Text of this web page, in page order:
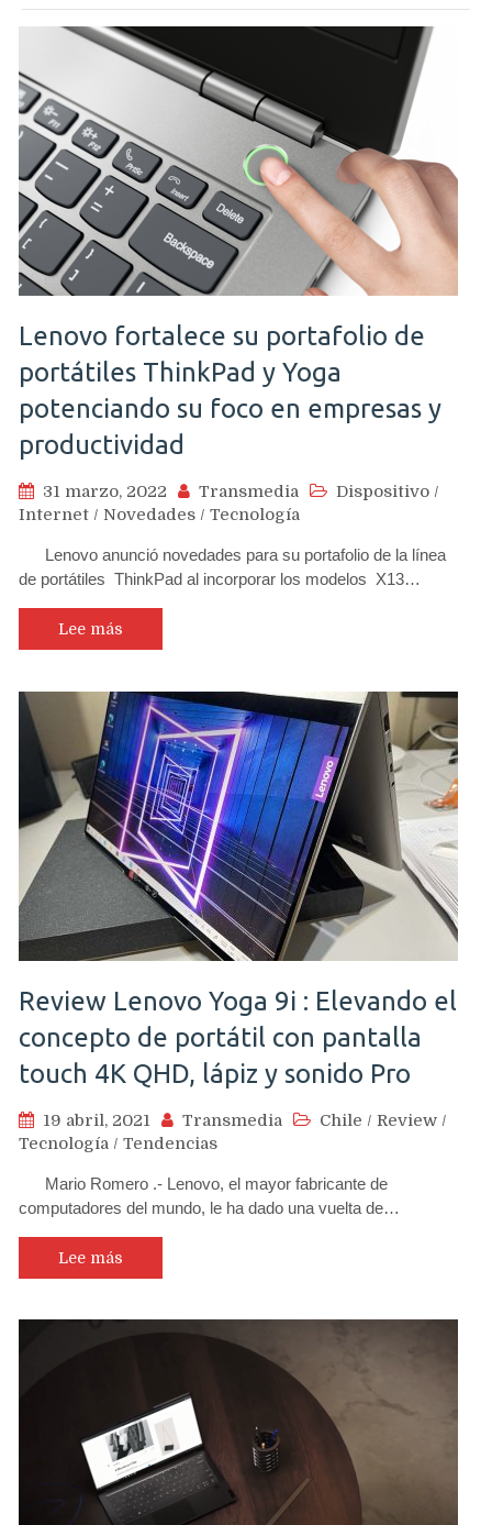
Lenovo fortalece su portafolio de
portátiles ThinkPad y Yoga
potenciando su foco en empresas y
productividad
31 marzo, 2022 Transmedia Dispositivo /
Internet / Novedades / Tecnología
Lenovo anunció novedades para su portafolio de la línea
de portátiles ThinkPad al incorporar los modelos X13…
Lee más
Review Lenovo Yoga 9i : Elevando el
concepto de portátil con pantalla
touch 4K QHD, lápiz y sonido Pro
19 abril, 2021 Transmedia Chile / Review /
Tecnología / Tendencias
Mario Romero .- Lenovo, el mayor fabricante de
computadores del mundo, le ha dado una vuelta de…
Lee más